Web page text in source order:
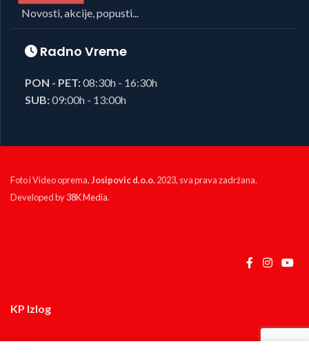
Novosti, akcije, popusti...
Radno Vreme
PON - PET:08:30h - 16:30h
SUB:09:00h - 13:00h
Foto i Video oprema,Josipovic d.o.o.2023, sva prava zadržana.
Developed by38K Media.
KP Izlog